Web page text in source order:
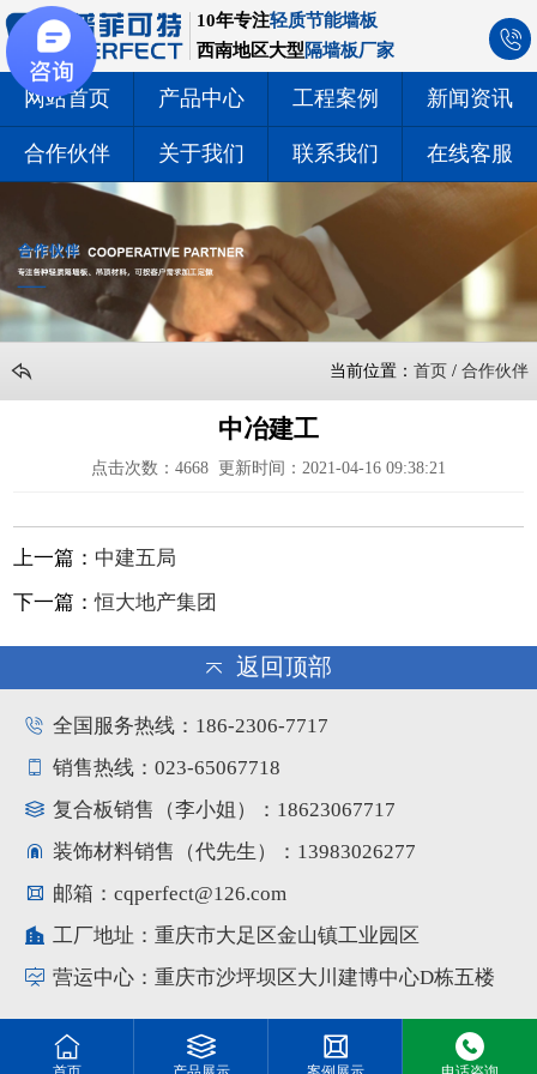
10年专注轻质节能墙板
西南地区大型隔墙板厂家
网站首页 产品中心 工程案例 新闻资讯
合作伙伴 关于我们 联系我们 在线客服
当前位置： 首页 / 合作伙伴
中冶建工
点击次数： 4668 更新时间：2021-04-16 09:38:21
上一篇： 中建五局
下一篇：恒大地产集团
返回顶部
全国服务热线：186-2306-7717
销售热线：023-65067718
复合板销售（李小姐）：18623067717
装饰材料销售（代先生）：13983026277
邮箱：cqperfect@126.com
工厂地址：重庆市大足区金山镇工业园区
营运中心：重庆市沙坪坝区大川建博中心D栋五楼